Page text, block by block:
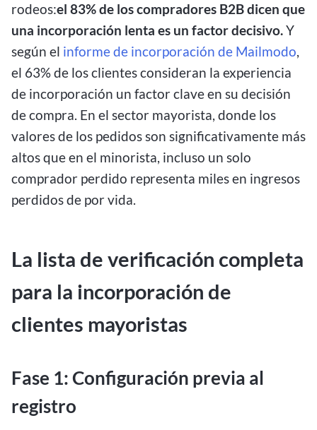
rodeos:el 83% de los compradores B2B dicen que
una incorporación lenta es un factor decisivo.Y
según el informe de incorporación de Mailmodo,
el 63% de los clientes consideran la experiencia
de incorporación un factor clave en su decisión
de compra. En el sector mayorista, donde los
valores de los pedidos son significativamente más
altos que en el minorista, incluso un solo
comprador perdido representa miles en ingresos
perdidos de por vida.
La lista de verificación completa
para la incorporación de
clientes mayoristas
Fase 1: Configuración previa al
registro